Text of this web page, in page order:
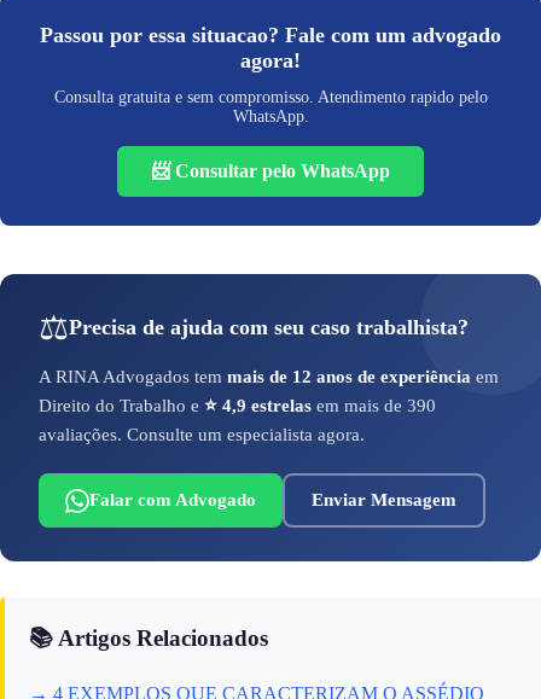
Passou por essa situacao? Fale com um advogado
agora!
Consulta gratuita e sem compromisso. Atendimento rapido pelo
WhatsApp.
📨 Consultar pelo WhatsApp
⚖️Precisa de ajuda com seu caso trabalhista?
A RINA Advogados tem mais de 12 anos de experiência em
Direito do Trabalho e ⭐ 4,9 estrelas em mais de 390
avaliações. Consulte um especialista agora.
Falar com Advogado Enviar Mensagem
📚 Artigos Relacionados
→ 4 EXEMPLOS QUE CARACTERIZAM O ASSÉDIO